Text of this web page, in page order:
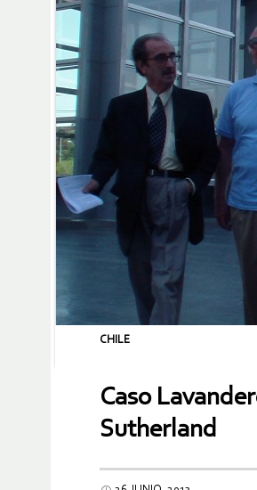
CHILE
Caso
Sutherland